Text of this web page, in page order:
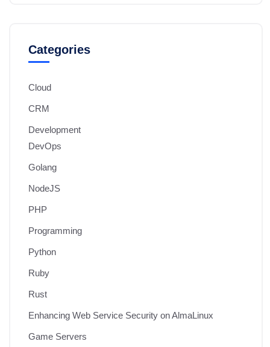
Categories
Cloud
CRM
Development
DevOps
Golang
NodeJS
PHP
Programming
Python
Ruby
Rust
Enhancing Web Service Security on AlmaLinux
Game Servers